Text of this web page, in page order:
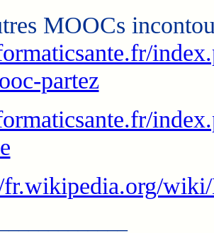
MOOCs
partez
fr.wikipedia.org/